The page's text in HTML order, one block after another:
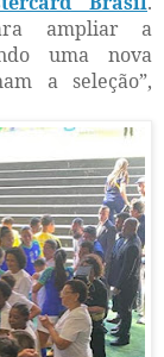
ampliar a
uma nova
a seleção”,